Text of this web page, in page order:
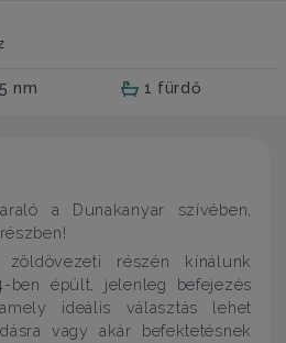
nm 1 fürdő
a Dunakanyar szívében,
részén kínálunk
ben épült, jelenleg befejezés
ideális választás lehet
vagy akár befektetésnek